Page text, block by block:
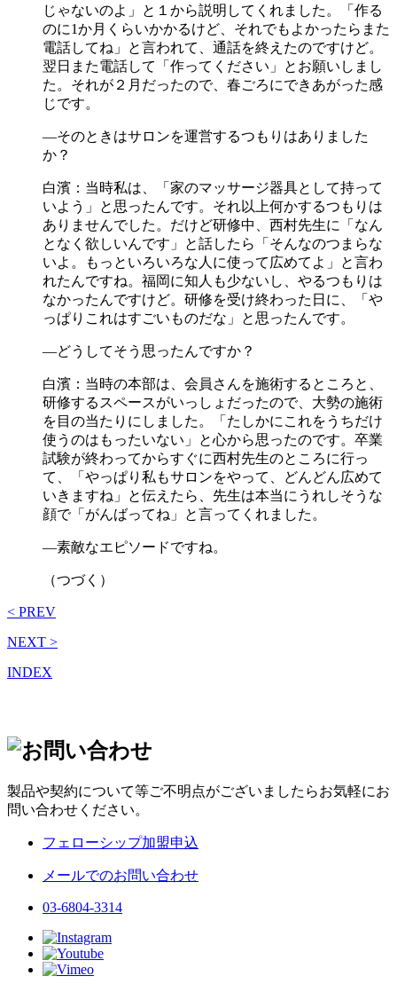
じゃないのよ」と１から説明してくれました。「作る
のに1か月くらいかかるけど、それでもよかったらまた
電話してね」と言われて、通話を終えたのですけど。
翌日また電話して「作ってください」とお願いしまし
た。それが２月だったので、春ごろにできあがった感
じです。
―そのときはサロンを運営するつもりはありました
か？
白濱：当時私は、「家のマッサージ器具として持って
いよう」と思ったんです。それ以上何かするつもりは
ありませんでした。だけど研修中、西村先生に「なん
となく欲しいんです」と話したら「そんなのつまらな
いよ。もっといろいろな人に使って広めてよ」と言わ
れたんですね。福岡に知人も少ないし、やるつもりは
なかったんですけど。研修を受け終わった日に、「や
っぱりこれはすごいものだな」と思ったんです。
―どうしてそう思ったんですか？
白濱：当時の本部は、会員さんを施術するところと、
研修するスペースがいっしょだったので、大勢の施術
を目の当たりにしました。「たしかにこれをうちだけ
使うのはもったいない」と心から思ったのです。卒業
試験が終わってからすぐに西村先生のところに行っ
て、「やっぱり私もサロンをやって、どんどん広めて
いきますね」と伝えたら、先生は本当にうれしそうな
顔で「がんばってね」と言ってくれました。
―素敵なエピソードですね。
（つづく）
< PREV
NEXT >
INDEX
製品や契約について等ご不明点がございましたらお気軽にお
問い合わせください。
フェローシップ加盟申込
メールでのお問い合わせ
03-6804-3314